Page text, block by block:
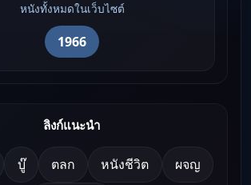
หนังทั้งหมดในเว็บไซต์
1966
ลิงก์แนะนำ
บู๊ ตลก หนังชีวิต ผจญ